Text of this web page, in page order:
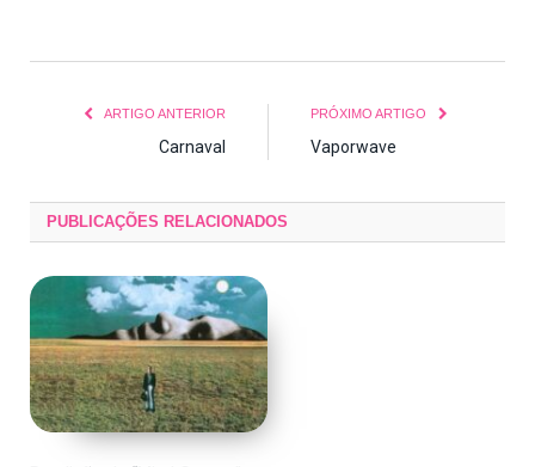
ARTIGO ANTERIOR
Carnaval
PRÓXIMO ARTIGO
Vaporwave
PUBLICAÇÕES RELACIONADOS